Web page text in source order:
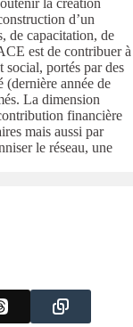
la création
d’un
de capacitation, de
est de contribuer à
social, portés par des
(dernière année de
La dimension
financière
mais aussi par
le réseau, une